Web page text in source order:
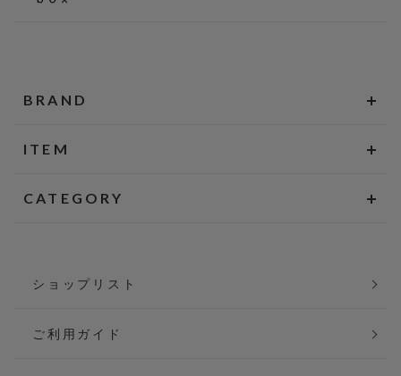
BRAND
ITEM
CATEGORY
ショップリスト
ご利用ガイド